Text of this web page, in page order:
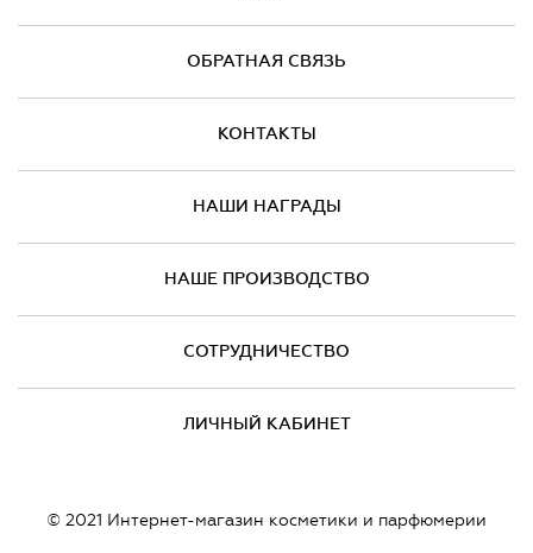
ОБРАТНАЯ СВЯЗЬ
КОНТАКТЫ
НАШИ НАГРАДЫ
НАШЕ ПРОИЗВОДСТВО
СОТРУДНИЧЕСТВО
ЛИЧНЫЙ КАБИНЕТ
© 2021 Интернет-магазин косметики и парфюмерии